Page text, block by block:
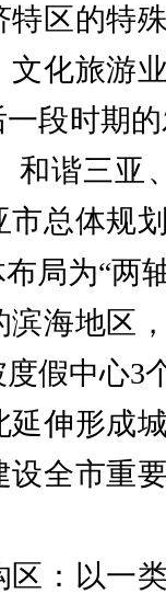
特区的特
文化旅游
段时期
和谐三亚
总体规
局为“两
海地区
假中心3
延伸形成
全市重
区：以一